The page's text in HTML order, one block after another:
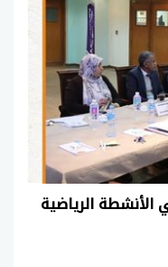
الرياضية